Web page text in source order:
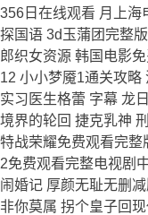
356日在线观看 月上海
探国语 3d玉蒲团完整
郎织女资源 韩国电影
12 小小梦魇1通关攻略
实习医生格蕾 字幕 龙
境界的轮回 捷克乳神
特战荣耀免费观看完整
2免费观看完整电视剧
闹婚记 厚颜无耻无删
非你莫属 拐个皇子回